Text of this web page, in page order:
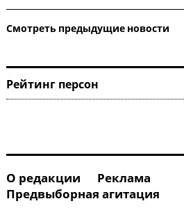
Смотреть
Рейтинг
О редакции
Реклама
Предвыборная агитация